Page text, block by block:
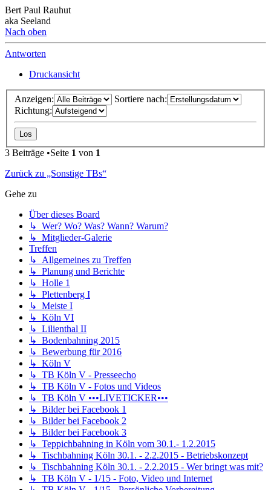
Bert Paul Rauhut
aka Seeland
Nach oben
Antworten
Druckansicht
Anzeigen:
Sortiere nach:
Richtung:
3 Beiträge •Seite 1 von 1
Zurück zu „Sonstige TBs“
Gehe zu
Über dieses Board
↳ Wer? Wo? Was? Wann? Warum?
↳ Mitglieder-Galerie
Treffen
↳ Allgemeines zu Treffen
↳ Planung und Berichte
↳ Holle 1
↳ Plettenberg I
↳ Meiste I
↳ Köln VI
↳ Lilienthal II
↳ Bodenbahning 2015
↳ Bewerbung für 2016
↳ Köln V
↳ TB Köln V - Presseecho
↳ TB Köln V - Fotos und Videos
↳ TB Köln V •••LIVETICKER•••
↳ Bilder bei Facebook 1
↳ Bilder bei Facebook 2
↳ Bilder bei Facebook 3
↳ Teppichbahning in Köln vom 30.1.- 1.2.2015
↳ Tischbahning Köln 30.1. - 2.2.2015 - Betriebskonzept
↳ Tischbahning Köln 30.1. - 2.2.2015 - Wer bringt was mit?
↳ TB Köln V - 1/15 - Foto, Video und Internet